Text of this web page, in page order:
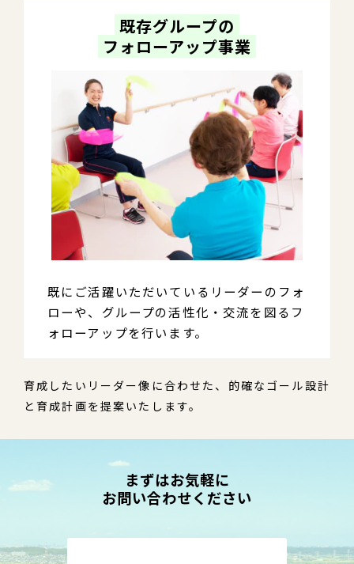
既存グループの
フォローアップ事業
既にご活躍いただいているリーダーのフォ
ローや、グループの活性化・交流を図るフ
ォローアップを行います。
育成したいリーダー像に合わせた、的確なゴール設計
と育成計画を提案いたします。
まずはお気軽に
お問い合わせください